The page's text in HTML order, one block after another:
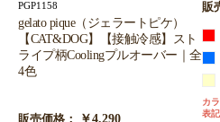
PGP1158
gelato pique（ジェラートピケ）
【CAT&DOG】【接触冷感】スト
ライプ柄Coolingプルオーバー｜全
4色
販売価格： ￥4,290
販
カ
表